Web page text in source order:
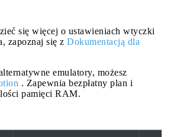
się więcej o ustawieniach wtyczki
zapoznaj się z Dokumentacją dla
emulatory, możesz
. Zapewnia bezpłatny plan i
pamięci RAM.